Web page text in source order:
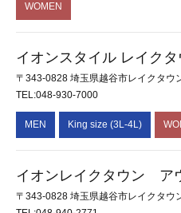
WOMEN
イオンスタイル レイクタ
〒343-0828 埼玉県越谷市レイクタ
TEL:048-930-7000
MEN King size (3L-4L)
イオンレイクタウン ア
〒343-0828 埼玉県越谷市レイクタ